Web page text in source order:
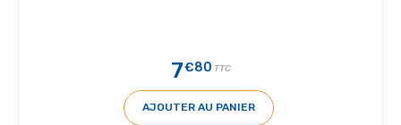
7€80 TTC
AJOUTER AU PANIER